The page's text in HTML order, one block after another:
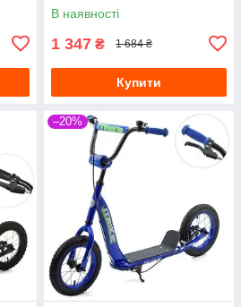
В наявності
1 347 ₴ 1 684 ₴
Купити
–20%